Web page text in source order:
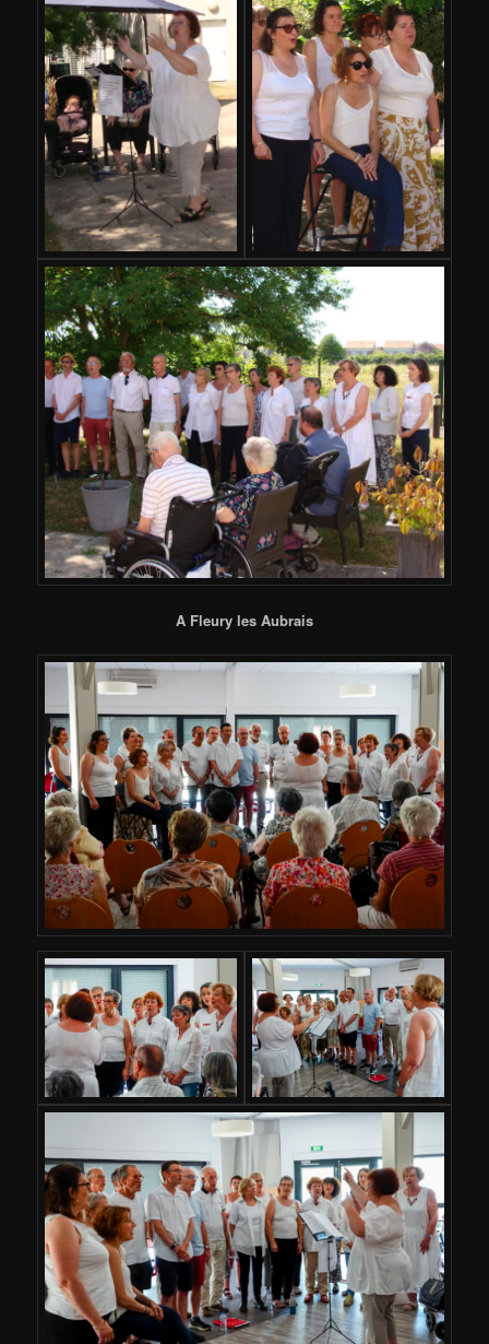
A Fleury les Aubrais